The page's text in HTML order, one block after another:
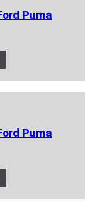
Puma
Puma